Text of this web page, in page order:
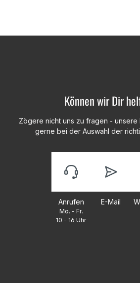
Können wir Dir
Zögere nicht uns zu fragen - unsere
gerne bei der Auswahl der
Anrufen
Mo. - Fr.
10 - 16 Uhr
E-Mail